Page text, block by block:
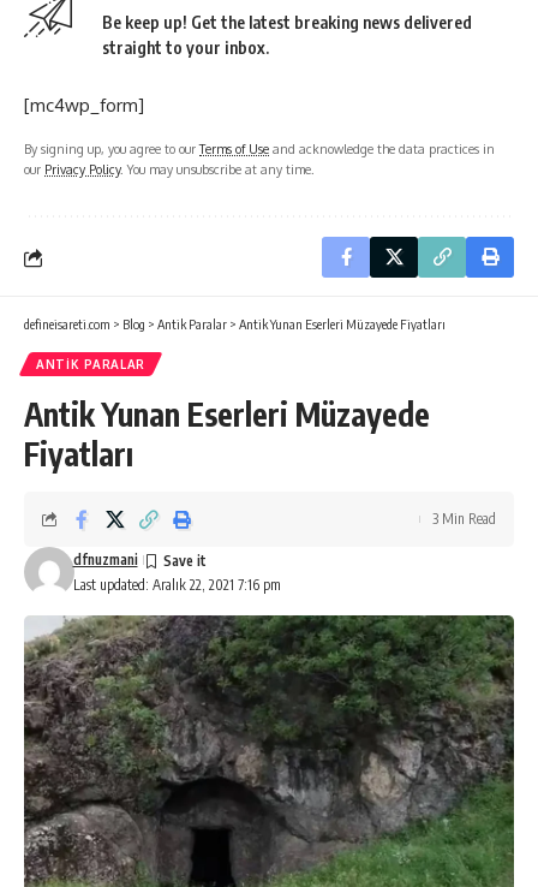
Be keep up! Get the latest breaking news delivered
straight to your inbox.
[mc4wp_form]
By signing up, you agree to ourTerms of Use and acknowledge the data practices in
our Privacy Policy. You may unsubscribe at any time.
defineisareti.com > Blog > Antik Paralar > Antik Yunan Eserleri Müzayede Fiyatları
ANTIK PARALAR
Antik Yunan Eserleri Müzayede
Fiyatları
Last updated: Aralık 22, 2021 7:16 pm
dfnuzmani
3 Min Read